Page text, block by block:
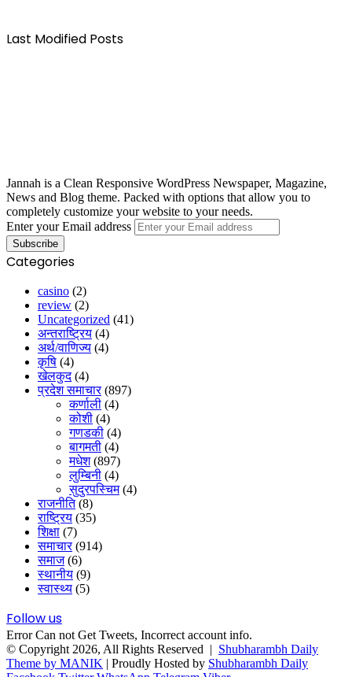
Last Modified Posts
Jannah is a Clean Responsive WordPress Newspaper, Magazine,
News and Blog theme. Packed with options that allow you to
completely customize your website to your needs.
Enter your Email address
Categories
casino (2)
review (2)
Uncategorized (41)
अन्तराष्ट्रिय (4)
अर्थ/वाणिज्य (4)
कृषि (4)
खेलकुद(4)
प्रदेश समाचार(897)
कर्णाली (4)
कोशी (4)
गणडकी (4)
बागमती (4)
मधेश(897)
लुम्बिनी (4)
सुदुरपस्चिम(4)
राजनीति(8)
राष्ट्रिय (35)
शिक्षा (7)
समाचार(914)
समाज(6)
स्थानीय (9)
स्वास्थ्य (5)
Follow us
Error Can not Get Tweets, Incorrect account info.
© Copyright 2026, All Rights Reserved | Shubharambh Daily
Theme by MANIK | Proudly Hosted by Shubharambh Daily